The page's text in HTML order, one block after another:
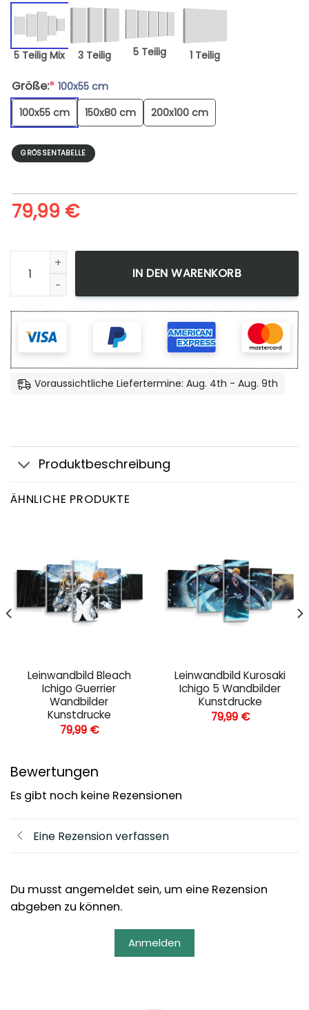
5 Teilig Mix 3 Teilig 5 Teilig 1 Teilig
Größe:* 100x55 cm
100x55 cm
150x80 cm 200x100 cm
GRÖSSENTABELLE
79,99 €
Leinwandbild Bleach Ichigo Hollow Berserk Wandbilder
IN DEN WARENKORB
Voraussichtliche Liefertermine: Aug. 4th - Aug. 9th
Produktbeschreibung
ÄHNLICHE PRODUKTE
Leinwandbild Bleach
Ichigo Guerrier
Wandbilder
Kunstdrucke
79,99 €
Leinwandbild Kurosaki
Ichigo 5 Wandbilder
Kunstdrucke
79,99 €
Bewertungen
Es gibt noch keine Rezensionen
Eine Rezension verfassen
Du musst angemeldet sein, um eine Rezension
abgeben zu können.
Anmelden